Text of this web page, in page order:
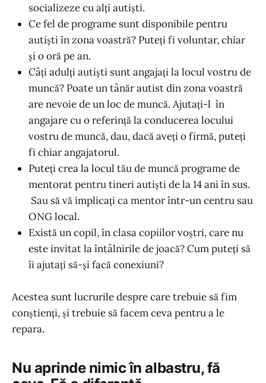
socializeze cu alți autiști.
Ce fel de programe sunt disponibile pentru
autiști în zona voastră? Puteți fi voluntar, chiar
și o oră pe an.
Câți adulți autiști sunt angajați la locul vostru de
muncă? Poate un tânăr autist din zona voastră
are nevoie de un loc de muncă. Ajutați-l în
angajare cu o referință la conducerea locului
vostru de muncă, dau, dacă aveți o firmă, puteți
fi chiar angajatorul.
Puteți crea la locul tău de muncă programe de
mentorat pentru tineri autiști de la 14 ani în sus.
Sau să vă implicați ca mentor într-un centru sau
ONG local.
Există un copil, în clasa copiilor voștri, care nu
este invitat la întâlnirile de joacă? Cum puteți să
îi ajutați să-și facă conexiuni?
Acestea sunt lucrurile despre care trebuie să fim
conștienți, și trebuie să facem ceva pentru a le
repara.
Nu aprinde nimic în albastru, fă